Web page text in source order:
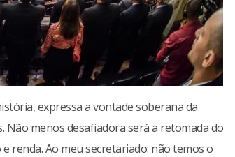
expressa a vontade soberana da
menos desafiadora será a retomada do
renda. Ao meu secretariado: não temos o